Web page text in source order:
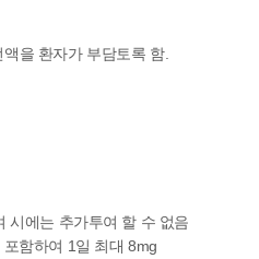
을 환자가 부담토록 함.
에는 추가투여 할 수 없음
함하여 1일 최대 8mg